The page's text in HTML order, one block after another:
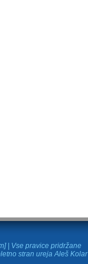
| Vse pravice pridržane
stran ureja Aleš Kolar